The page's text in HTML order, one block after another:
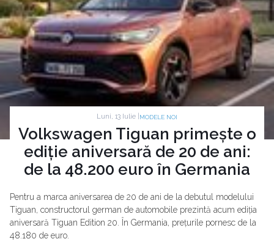
Luni, 13 Iulie | MODELE NOI
Volkswagen Tiguan primește o
ediție aniversară de 20 de ani:
de la 48.200 euro în Germania
Pentru a marca aniversarea de 20 de ani de la debutul modelului
Tiguan, constructorul german de automobile prezintă acum ediția
aniversară Tiguan Edition 20. În Germania, prețurile pornesc de la
48.180 de euro.